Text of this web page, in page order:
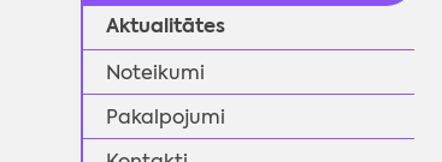
Aktualitātes
Noteikumi
Pakalpojumi